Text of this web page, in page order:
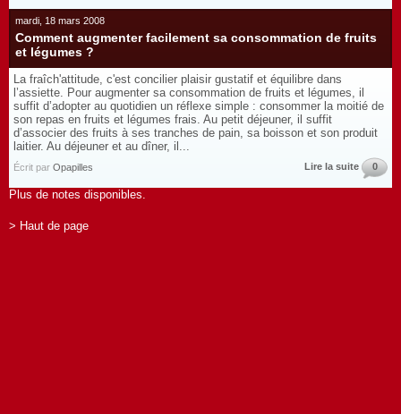
mardi, 18 mars 2008
Comment augmenter facilement sa consommation de fruits
et légumes ?
La fraîch'attitude, c'est concilier plaisir gustatif et équilibre dans
l’assiette. Pour augmenter sa consommation de fruits et légumes, il
suffit d’adopter au quotidien un réflexe simple : consommer la moitié de
son repas en fruits et légumes frais. Au petit déjeuner, il suffit
d’associer des fruits à ses tranches de pain, sa boisson et son produit
laitier. Au déjeuner et au dîner, il...
Écrit par Opapilles Lire la suite 0
Plus de notes disponibles.
> Haut de page